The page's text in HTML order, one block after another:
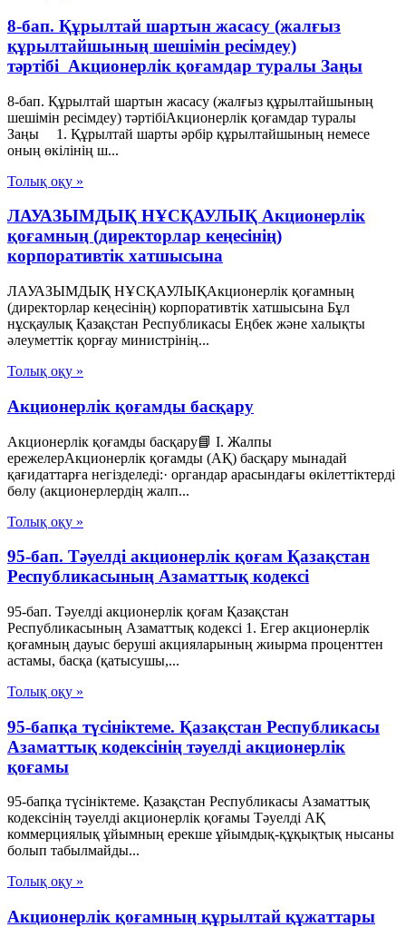
8-бап. Құрылтай шартын жасасу (жалғыз
құрылтайшының шешімін ресімдеу)
тәртібі Акционерлік қоғамдар туралы Заңы
8-бап. Құрылтай шартын жасасу (жалғыз құрылтайшының
шешімін ресімдеу) тәртібіАкционерлік қоғамдар туралы
Заңы 1. Құрылтай шарты әрбір құрылтайшының немесе
оның өкілінің ш...
Толық оқу »
ЛАУАЗЫМДЫҚ НҰСҚАУЛЫҚ Акционерлік
қоғамның (директорлар кеңесінің)
корпоративтік хатшысына
ЛАУАЗЫМДЫҚ НҰСҚАУЛЫҚАкционерлік қоғамның
(директорлар кеңесінің) корпоративтік хатшысына Бұл
нұсқаулық Қазақстан Республикасы Еңбек және халықты
әлеуметтік қорғау министрінің...
Толық оқу »
Акционерлік қоғамды басқару
Акционерлік қоғамды басқару📘 I. Жалпы
ережелерАкционерлік қоғамды (АҚ) басқару мынадай
қағидаттарға негізделеді:· органдар арасындағы өкілеттіктерді
бөлу (акционерлердің жалп...
Толық оқу »
95-бап. Тәуелдi акционерлiк қоғам Қазақстан
Республикасының Азаматтық кодексi
95-бап. Тәуелдi акционерлiк қоғам Қазақстан
Республикасының Азаматтық кодексi 1. Егер акционерлiк
қоғамның дауыс берушi акцияларының жиырма проценттен
астамы, басқа (қатысушы,...
Толық оқу »
95-бапқа түсініктеме. Қазақстан Республикасы
Азаматтық кодексінің тәуелді акционерлік
қоғамы
95-бапқа түсініктеме. Қазақстан Республикасы Азаматтық
кодексінің тәуелді акционерлік қоғамы Тәуелді АҚ
коммерциялық ұйымның ерекше ұйымдық-құқықтық нысаны
болып табылмайды...
Толық оқу »
Акционерлік қоғамның құрылтай құжаттары